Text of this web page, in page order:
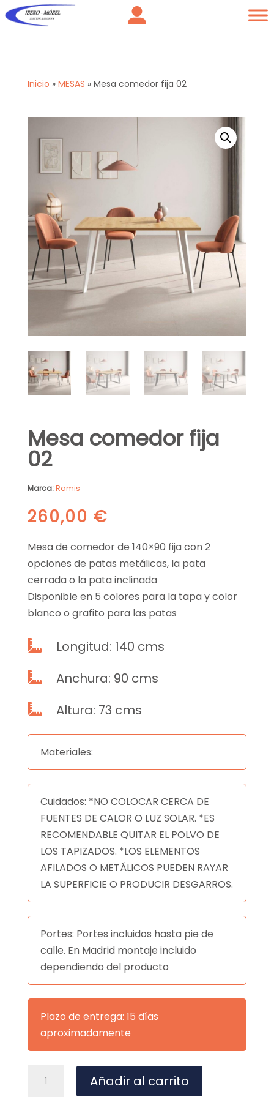
Inicio » MESAS » Mesa comedor fija 02
Mesa comedor fija
02
Marca:Ramis
260,00 €
Mesa de comedor de 140×90 fija con 2
opciones de patas metálicas, la pata
cerrada o la pata inclinada
Disponible en 5 colores para la tapa y color
blanco o grafito para las patas
 Longitud: 140 cms
 Anchura: 90 cms
 Altura: 73 cms
Materiales:
Cuidados: *NO COLOCAR CERCA DE
FUENTES DE CALOR O LUZ SOLAR. *ES
RECOMENDABLE QUITAR EL POLVO DE
LOS TAPIZADOS. *LOS ELEMENTOS
AFILADOS O METÁLICOS PUEDEN RAYAR
LA SUPERFICIE O PRODUCIR DESGARROS.
Portes: Portes incluidos hasta pie de
calle. En Madrid montaje incluido
dependiendo del producto
Plazo de entrega: 15 días
aproximadamente
comedor
Añadir al carrito